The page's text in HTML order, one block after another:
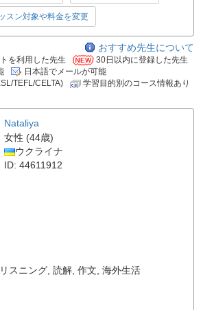
スン対象や料金を変更
おすすめ先生について
を利用した先生
30日以内に登録した先生
日本語でメールが可能
TEFL/CELTA)
学習目的別のコース情報あり
Nataliya
女性 (44歳)
ウクライナ
ID: 44611912
リスニング 読解 作文 海外生活